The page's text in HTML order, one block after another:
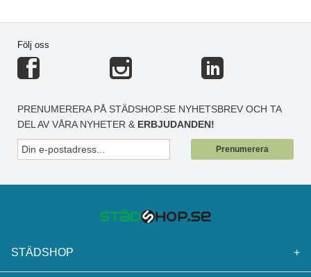
Följ oss
PRENUMERERA PÅ STÄDSHOP.SE NYHETSBREV OCH TA
DEL AV VÅRA NYHETER & ERBJUDANDEN!
Prenumerera
STÄDSHOP +